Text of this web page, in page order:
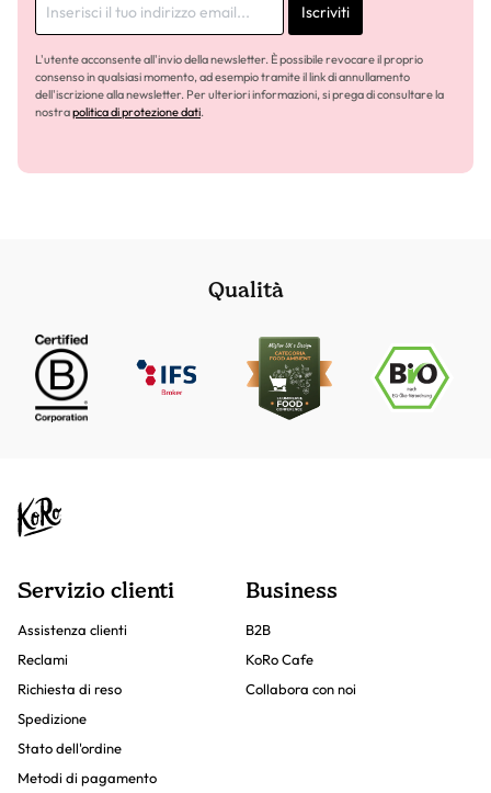
Iscriviti
L'utente acconsente all'invio della newsletter. È possibile revocare il proprio
consenso in qualsiasi momento, ad esempio tramite il link di annullamento
dell'iscrizione alla newsletter. Per ulteriori informazioni, si prega di consultare la
nostrapolitica di protezione dati.
Qualità
Servizio clienti
Assistenza clienti
Reclami
Richiesta di reso
Spedizione
Stato dell'ordine
Metodi di pagamento
Business
B2B
KoRo Cafe
Collabora con noi